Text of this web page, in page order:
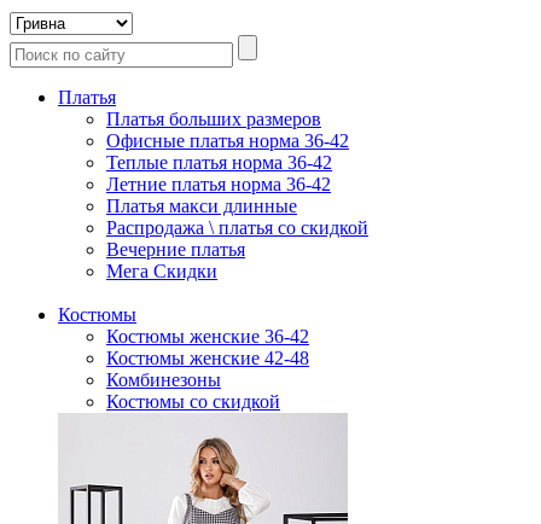
Платья
Платья больших размеров
Офисные платья норма 36-42
Теплые платья норма 36-42
Летние платья норма 36-42
Платья макси длинные
Распродажа \ платья со скидкой
Вечерние платья
Мега Скидки
Костюмы
Костюмы женские 36-42
Костюмы женские 42-48
Комбинезоны
Костюмы со скидкой